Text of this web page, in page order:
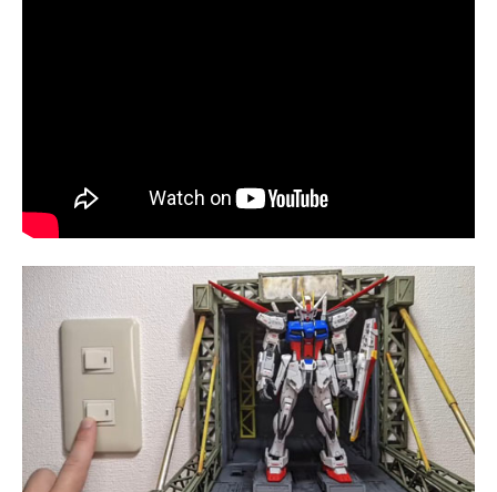
マーケ×ITの今がよく分かる
企業向けIT製品の総合サイト
IT製品の技術・比較・事例
製造業のIT導入・活用を支援
モノづくり技術者専門サイト
エレクトロニクス専門サイト